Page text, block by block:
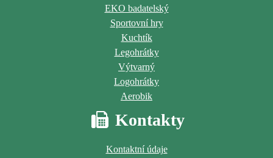
EKO badatelský
Sportovní hry
Kuchtík
Legohrátky
Výtvarný
Logohrátky
Aerobik
Kontakty
Kontaktní údaje